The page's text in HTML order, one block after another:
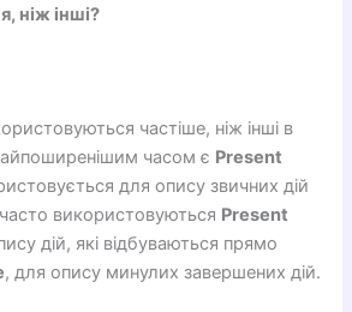
ніж інші?
частіше, ніж інші в
часом є Present
для опису звичних дій
використовуються Present
дій, які відбуваються прямо
, для опису минулих завершених дій.